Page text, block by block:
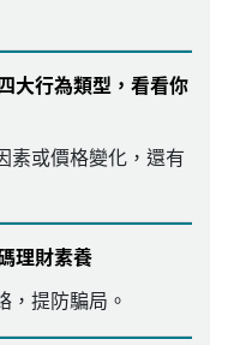
大行為類型，看看你
素或價格變化，還有
理財素養
，提防騙局。